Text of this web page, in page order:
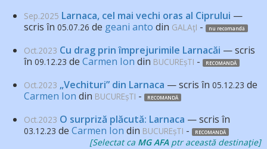
Sep.2025 Larnaca, cel mai vechi oras al Ciprului —
scris în 05.07.26 de geani anto din GALAţI - nu recomandă
Oct.2023 Cu drag prin împrejurimile Larnacăi — scris
în 09.12.23 de Carmen Ion din BUCUREșTI - RECOMANDĂ
Oct.2023 „Vechituri” din Larnaca — scris în 05.12.23 de
Carmen Ion din BUCUREșTI - RECOMANDĂ
Oct.2023 O surpriză plăcută: Larnaca — scris în
03.12.23 de Carmen Ion din BUCUREșTI - RECOMANDĂ
[Selectat ca MG AFA ptr această destinaţie]